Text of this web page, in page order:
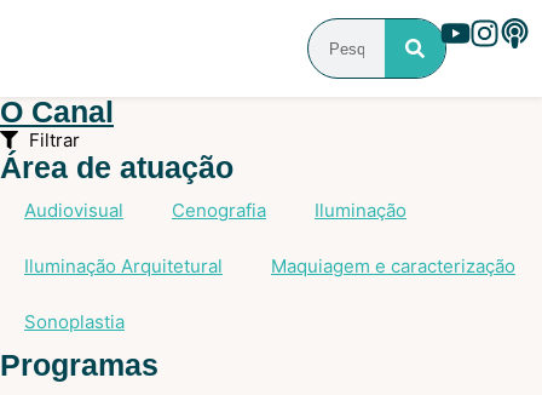
O Canal
Filtrar
Área de atuação
Audiovisual Cenografia Iluminação
Iluminação Arquitetural Maquiagem e caracterização
Sonoplastia
Programas